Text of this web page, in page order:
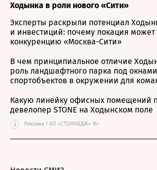
Ходынка в роли нового «Сити»
Эксперты раскрыли потенциал
и инвестиций: почему локация может
конкуренцию «Москва-Сити»
В чем принципиальное отличие
роль ландшафтного парка под
спортобъектов в окружении для
Какую линейку офисных помещений
девелопер STONE на Ходынском поле
i Реклама / АО «СТОУНХЕДЖ» 16+